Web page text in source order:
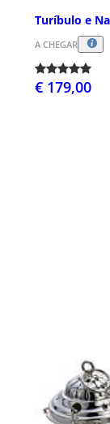
Turíbulo e
A CHEGAR
€ 179,00